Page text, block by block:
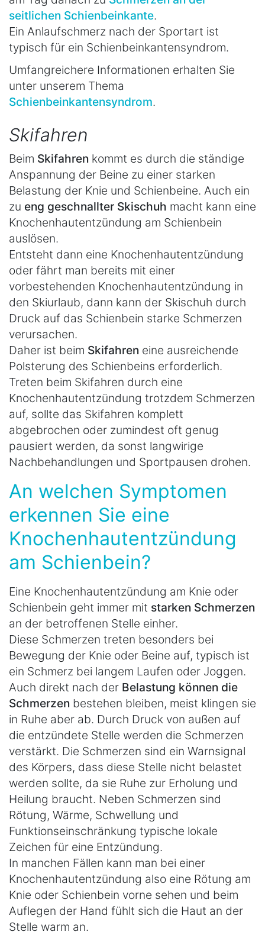
seitlichen Schienbeinkante.
Ein Anlaufschmerz nach der Sportart ist
typisch für ein Schienbeinkantensyndrom.
Umfangreichere Informationen erhalten Sie
unter unserem Thema
Schienbeinkantensyndrom.
Skifahren
Beim Skifahren kommt es durch die ständige
Anspannung der Beine zu einer starken
Belastung der Knie und Schienbeine. Auch ein
zu eng geschnallter Skischuh macht kann eine
Knochenhautentzündung am Schienbein
auslösen.
Entsteht dann eine Knochenhautentzündung
oder fährt man bereits mit einer
vorbestehenden Knochenhautentzündung in
den Skiurlaub, dann kann der Skischuh durch
Druck auf das Schienbein starke Schmerzen
verursachen.
Daher ist beim Skifahren eine ausreichende
Polsterung des Schienbeins erforderlich.
Treten beim Skifahren durch eine
Knochenhautentzündung trotzdem Schmerzen
auf, sollte das Skifahren komplett
abgebrochen oder zumindest oft genug
pausiert werden, da sonst langwirige
Nachbehandlungen und Sportpausen drohen.
An welchen Symptomen
erkennen Sie eine
Knochenhautentzündung
am Schienbein?
Eine Knochenhautentzündung am Knie oder
Schienbein geht immer mit starken Schmerzen
an der betroffenen Stelle einher.
Diese Schmerzen treten besonders bei
Bewegung der Knie oder Beine auf, typisch ist
ein Schmerz bei langem Laufen oder Joggen.
Auch direkt nach der Belastung können die
Schmerzen bestehen bleiben, meist klingen sie
in Ruhe aber ab. Durch Druck von außen auf
die entzündete Stelle werden die Schmerzen
verstärkt. Die Schmerzen sind ein Warnsignal
des Körpers, dass diese Stelle nicht belastet
werden sollte, da sie Ruhe zur Erholung und
Heilung braucht. Neben Schmerzen sind
Rötung, Wärme, Schwellung und
Funktionseinschränkung typische lokale
Zeichen für eine Entzündung.
In manchen Fällen kann man bei einer
Knochenhautentzündung also eine Rötung am
Knie oder Schienbein vorne sehen und beim
Auflegen der Hand fühlt sich die Haut an der
Stelle warm an.